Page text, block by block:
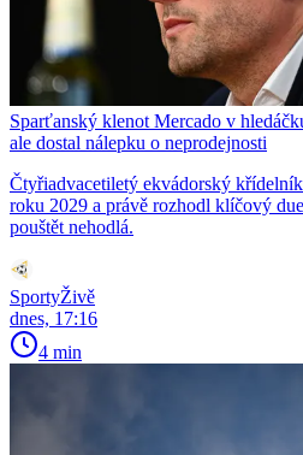
Sparťanský klenot Mercado v
ale dostal nálepku o neprodejnosti
Čtyřiadvacetiletý ekvádorský
roku 2029 a právě rozhodl klíčový
pouštět nehodlá.
SportyŽivě
dnes, 17:16
4 min